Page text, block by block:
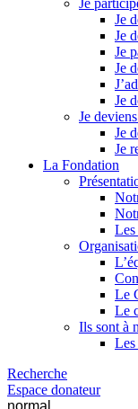
Je
Je
Je
Je
Je
Je
Je
Je
Je
La Fondation
Les
Le
Le
Ils sont à
Les
Recherche
Espace donateur
normal